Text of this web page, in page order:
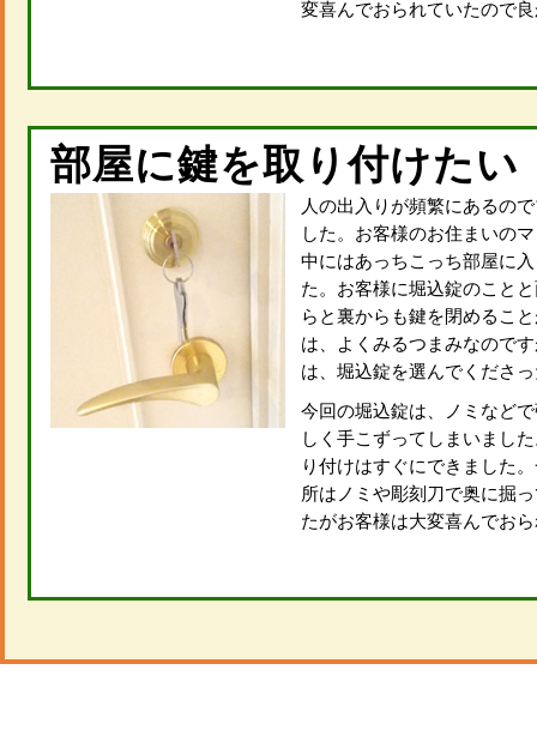
変喜んでおられていたので
部屋に鍵を取り付けたい
人の出入りが頻繁にあるの
した。お客様のお住まいの
中にはあっちこっち部屋に
た。お客様に堀込錠のこと
らと裏からも鍵を閉めるこ
は、よくみるつまみなので
は、堀込錠を選んでくださ
今回の堀込錠は、ノミなど
しく手こずってしまいまし
り付けはすぐにできました
所はノミや彫刻刀で奥に掘
たがお客様は大変喜んでお